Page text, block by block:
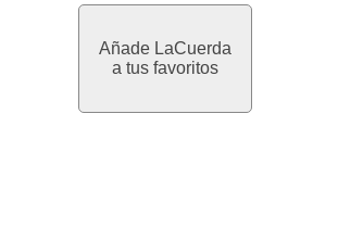
Añade LaCuerda
a tus favoritos